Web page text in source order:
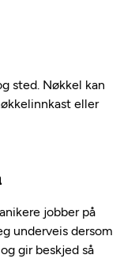
sted. Nøkkel kan
eller
jobber på
underveis dersom
gir beskjed så